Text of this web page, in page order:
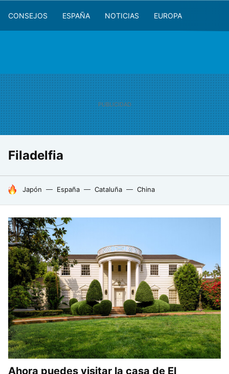
CONSEJOS ESPAÑA NOTICIAS EUROPA
Filadelfia
HOY SE HABLA DE
Japón España Cataluña China
Ahora puedes visitar la casa de El